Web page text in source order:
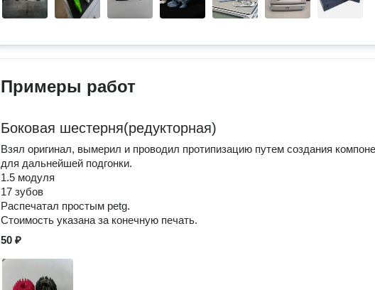
Примеры работ
Боковая шестерня(редукторная)
Взял оригинал, вымерил и проводил протипизацию путем создания
для дальнейшей подгонки.
1.5 модуля
17 зубов
Распечатал простым petg.
Стоимость указана за конечную печать.
50 ₽